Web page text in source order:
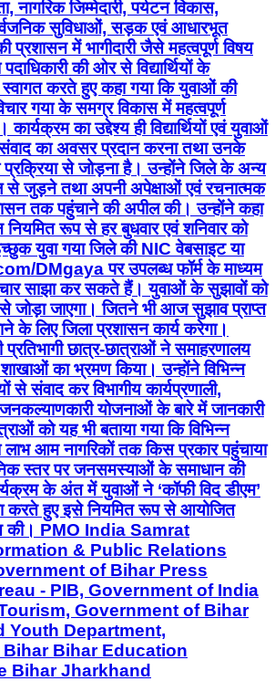
नागरिक जिम्मेदारी, पर्यटन विकास,
सुविधाओं, सड़क एवं आधारभूत
में भागीदारी जैसे महत्वपूर्ण विषय
की ओर से विद्यार्थियों के
करते हुए कहा गया कि युवाओं की
गया के समग्र विकास में महत्वपूर्ण
का उद्देश्य ही विद्यार्थियों एवं युवाओं
का अवसर प्रदान करना तथा उनके
प्रक्रिया से जोड़ना है। उन्होंने जिले के अन्य
जुड़ने तथा अपनी अपेक्षाओं एवं रचनात्मक
तक पहुंचाने की अपील की। उन्होंने कहा
रूप से हर बुधवार एवं शनिवार को
युवा गया जिले की NIC वेबसाइट या
DMgaya पर उपलब्ध फॉर्म के माध्यम
साझा कर सकते हैं। युवाओं के सुझावों को
जोड़ा जाएगा। जितने भी आज सुझाव प्राप्त
के लिए जिला प्रशासन कार्य करेगा।
छात्र-छात्राओं ने समाहरणालय
शाखाओं का भ्रमण किया। उन्होंने विभिन्न
से संवाद कर विभागीय कार्यप्रणाली,
योजनाओं के बारे में जानकारी
को यह भी बताया गया कि विभिन्न
आम नागरिकों तक किस प्रकार पहुंचाया
स्तर पर जनसमस्याओं के समाधान की
के अंत में युवाओं ने ‘कॉफी विद डीएम’
करते हुए इसे नियमित रूप से आयोजित
की। PMO India Samrat
& Public Relations
of Bihar Press
- PIB, Government of India
Government of Bihar
Youth Department,
Bihar Education
Bihar Jharkhand